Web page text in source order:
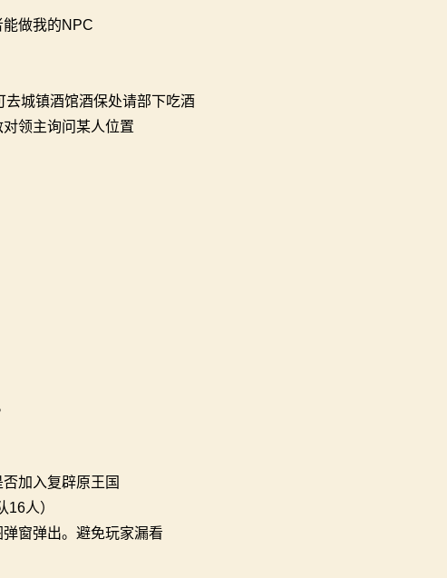
做我的NPC
城镇酒馆酒保处请部下吃酒
领主询问某人位置
加入复辟原王国
人）
窗弹出。避免玩家漏看